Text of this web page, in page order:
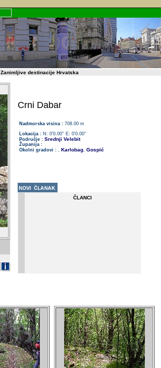
Zanimljive destinacije Hrvatska
Crni Dabar
Nadmorska visina : 708.00 m
Lokacija : N: 0'0.00'' E: 0'0.00''
Područje : Srednji Velebit
Županija :
Okolni gradovi : , Karlobag, Gospić
ČLANCI